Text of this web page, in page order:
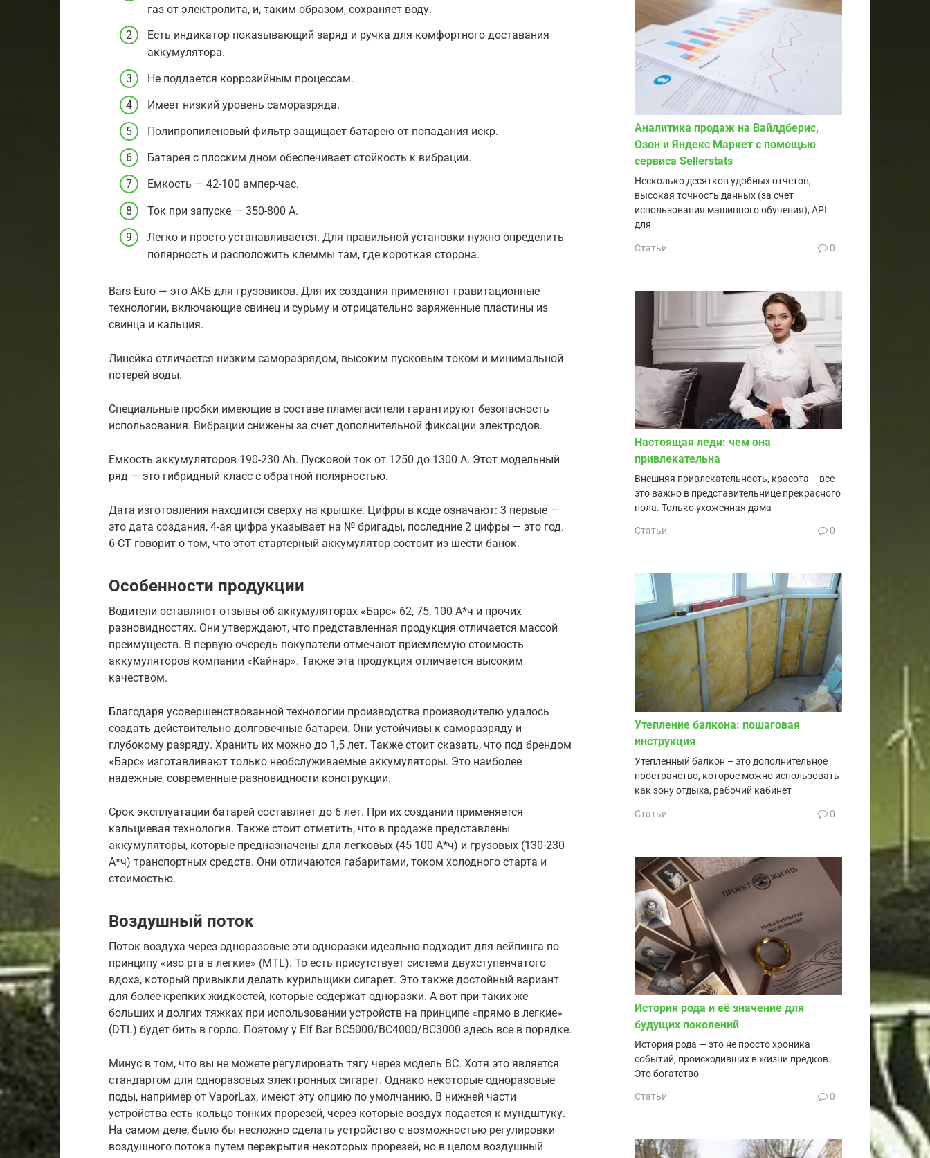
газ от электролита, и, таким образом, сохраняет воду.
Есть индикатор показывающий заряд и ручка для комфортного доставания
аккумулятора.
Не поддается коррозийным процессам.
Имеет низкий уровень саморазряда.
Полипропиленовый фильтр защищает батарею от попадания искр.
Батарея с плоским дном обеспечивает стойкость к вибрации.
Емкость — 42-100 ампер-час.
Ток при запуске — 350-800 А.
Легко и просто устанавливается. Для правильной установки нужно определить
полярность и расположить клеммы там, где короткая сторона.
Bars Euro — это АКБ для грузовиков. Для их создания применяют гравитационные
технологии, включающие свинец и сурьму и отрицательно заряженные пластины из
свинца и кальция.
Линейка отличается низким саморазрядом, высоким пусковым током и минимальной
потерей воды.
Специальные пробки имеющие в составе пламегасители гарантируют безопасность
использования. Вибрации снижены за счет дополнительной фиксации электродов.
Емкость аккумуляторов 190-230 Ah. Пусковой ток от 1250 до 1300 А. Этот модельный
ряд — это гибридный класс с обратной полярностью.
Дата изготовления находится сверху на крышке. Цифры в коде означают: 3 первые —
это дата создания, 4-ая цифра указывает на № бригады, последние 2 цифры — это год.
6-CT говорит о том, что этот стартерный аккумулятор состоит из шести банок.
Особенности продукции
Водители оставляют отзывы об аккумуляторах «Барс» 62, 75, 100 А*ч и прочих
разновидностях. Они утверждают, что представленная продукция отличается массой
преимуществ. В первую очередь покупатели отмечают приемлемую стоимость
аккумуляторов компании «Кайнар». Также эта продукция отличается высоким
качеством.
Благодаря усовершенствованной технологии производства производителю удалось
создать действительно долговечные батареи. Они устойчивы к саморазряду и
глубокому разряду. Хранить их можно до 1,5 лет. Также стоит сказать, что под брендом
«Барс» изготавливают только необслуживаемые аккумуляторы. Это наиболее
надежные, современные разновидности конструкции.
Срок эксплуатации батарей составляет до 6 лет. При их создании применяется
кальциевая технология. Также стоит отметить, что в продаже представлены
аккумуляторы, которые предназначены для легковых (45-100 А*ч) и грузовых (130-230
А*ч) транспортных средств. Они отличаются габаритами, током холодного старта и
стоимостью.
Воздушный поток
Поток воздуха через одноразовые эти одноразки идеально подходит для вейпинга по
принципу «изо рта в легкие» (MTL). То есть присутствует система двухступенчатого
вдоха, который привыкли делать курильщики сигарет. Это также достойный вариант
для более крепких жидкостей, которые содержат одноразки. А вот при таких же
больших и долгих тяжках при использовании устройств на принципе «прямо в легкие»
(DTL) будет бить в горло. Поэтому у Elf Bar BC5000/BC4000/BC3000 здесь все в порядке.
Минус в том, что вы не можете регулировать тягу через модель BC. Хотя это является
стандартом для одноразовых электронных сигарет. Однако некоторые одноразовые
поды, например от VaporLax, имеют эту опцию по умолчанию. В нижней части
устройства есть кольцо тонких прорезей, через которые воздух подается к мундштуку.
На самом деле, было бы несложно сделать устройство с возможностью регулировки
воздушного потока путем перекрытия некоторых прорезей, но в целом воздушный
Аналитика продаж на Вайлдберис,
Озон и Яндекс Маркет с помощью
сервиса Sellerstats
Несколько десятков удобных отчетов,
высокая точность данных (за счет
использования машинного обучения), API
для
Статьи 0
Настоящая леди: чем она
привлекательна
Внешняя привлекательность, красота – все
это важно в представительнице прекрасного
пола. Только ухоженная дама
Статьи 0
Утепление балкона: пошаговая
инструкция
Утепленный балкон – это дополнительное
пространство, которое можно использовать
как зону отдыха, рабочий кабинет
Статьи 0
История рода и её значение для
будущих поколений
История рода — это не просто хроника
событий, происходивших в жизни предков.
Это богатство
Статьи 0